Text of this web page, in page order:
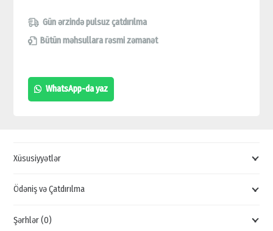
DAHUA
DH-
IPC-
B1B20P-
KAMERALARI,
KAMERA
Gün ərzində pulsuz çatdırılma
Bütün məhsullara rəsmi zəmanət
WhatsApp-da yaz
Xüsusiyyətlər
Ödəniş və Çatdırılma
Şərhlər (0)